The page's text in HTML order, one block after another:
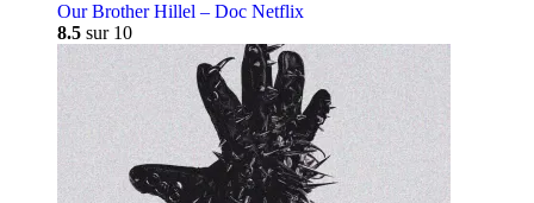
Our Brother Hillel – Doc Netflix
8.5 sur 10